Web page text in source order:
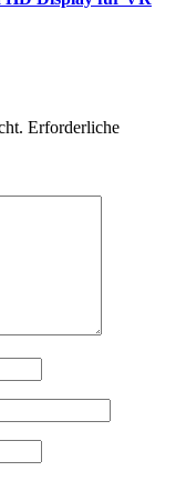
Erforderliche